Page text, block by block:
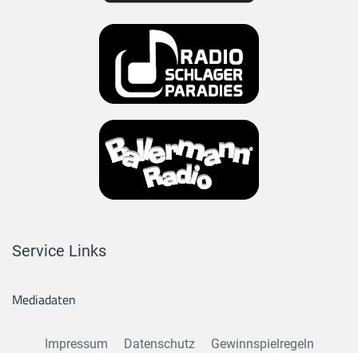
Service Links
Mediadaten
Impressum Datenschutz Gewinnspielregeln